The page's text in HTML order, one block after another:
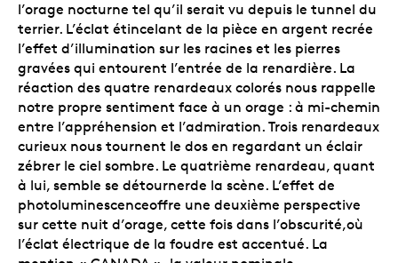
l’orage nocturne tel qu’il serait vu depuis le tunnel du
terrier. L’éclat étincelant de la pièce en argent recrée
l’effet d’illumination sur les racines et les pierres
gravées qui entourent l’entrée de la renardière. La
réaction des quatre renardeaux colorés nous rappelle
notre propre sentiment face à un orage : à mi-chemin
entre l’appréhension et l’admiration. Trois renardeaux
curieux nous tournent le dos en regardant un éclair
zébrer le ciel sombre. Le quatrième renardeau, quant
à lui, semble se détournerde la scène. L’effet de
photoluminescenceoffre une deuxième perspective
sur cette nuit d’orage, cette fois dans l’obscurité,où
l’éclat électrique de la foudre est accentué. La